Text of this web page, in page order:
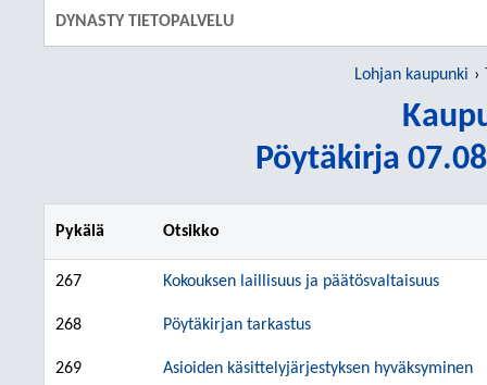
DYNASTY TIETOPALVELU
Lohjan kaupunki
Pöytäkirja
Pykälä Otsikko
267 Kokouksen laillisuus ja päätösvaltaisuus
268 Pöytäkirjan tarkastus
269 Asioiden käsittelyjärjestyksen hyväksyminen